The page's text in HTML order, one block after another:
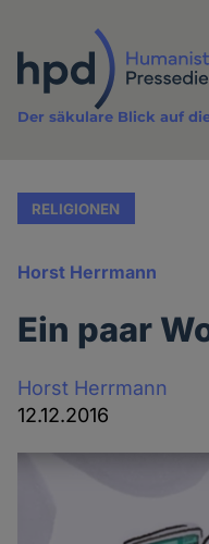
Inhalt
Der säkulare Blick auf
RELIGIONEN
Horst Herrmann
Ein paar
Horst Herrmann
12.12.2016